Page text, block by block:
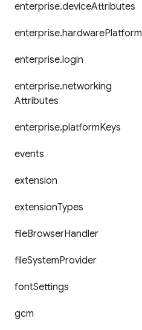
enterprise.deviceAttributes
enterprise.hardwarePlatform
enterprise.login
enterprise.networking
Attributes
enterprise.platformKeys
events
extension
extensionTypes
fileBrowserHandler
fileSystemProvider
fontSettings
gcm